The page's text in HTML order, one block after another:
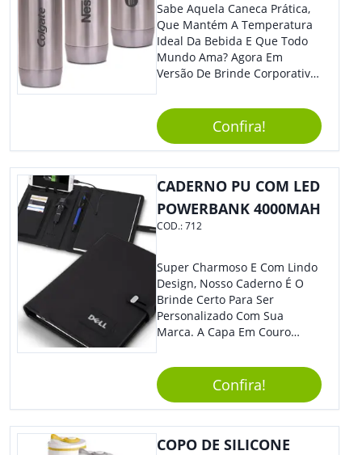
Sabe Aquela Caneca Prática,
Que Mantém A Temperatura
Ideal Da Bebida E Que Todo
Mundo Ama? Agora Em
Versão De Brinde Corporativo
Sua Marca Com Muito Estilo E
Acrescentar Ainda Mais
Praticidade À Eventos E Feiras
De Exposição.
Confira!
CADERNO PU COM LED
POWERBANK 4000MAH
COD.:712
Super Charmoso E Com Lindo
Design, Nosso Caderno É O
Brinde Certo Para Ser
Personalizado Com Sua
Marca. A Capa Em Couro
Elástico Permite Maior
Segurança Ao Carregá-Lo.
Ofereça A Seus Clientes E
Colaboradores, Sem Dúvidas
Eles Irão Adorar.
Confira!
COPO DE SILICONE